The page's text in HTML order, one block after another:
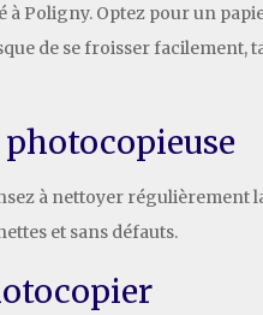
Poligny. Optez pour un
de se froisser facilement,
à nettoyer
et sans défauts.